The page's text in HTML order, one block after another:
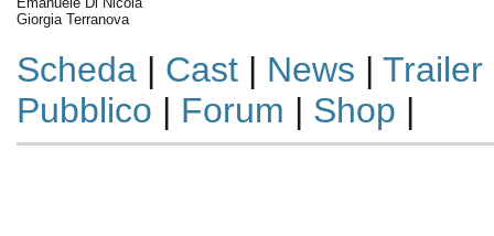
Giorgia Terranova
Scheda| Cast| News | Trailer
Pubblico | Forum | Shop |